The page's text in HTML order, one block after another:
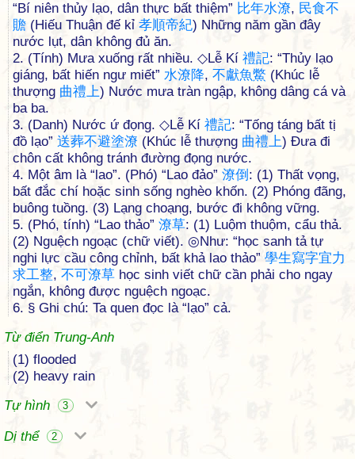
“Bí niên thủy lạo, dân thực bất thiệm” 比年水潦, 民食不
贍 (Hiếu Thuận đế kỉ 孝順帝紀) Những năm gần đây
nước lụt, dân không đủ ăn.
2. (Tính) Mưa xuống rất nhiều. ◇Lễ Kí 禮記: “Thủy lạo
giáng, bất hiến ngư miết” 水潦降, 不獻魚鱉 (Khúc lễ
thượng 曲禮上) Nước mưa tràn ngập, không dâng cá và
ba ba.
3. (Danh) Nước ứ đọng. ◇Lễ Kí 禮記: “Tống táng bất tị
đồ lạo” 送葬不避塗潦 (Khúc lễ thượng 曲禮上) Đưa đi
chôn cất không tránh đường đọng nước.
4. Một âm là “lao”. (Phó) “Lao đảo” 潦倒 : (1) Thất vọng,
bất đắc chí hoặc sinh sống nghèo khốn. (2) Phóng đãng,
buông tuồng. (3) Lạng choạng, bước đi không vững.
5. (Phó, tính) “Lao thảo” 潦草: (1) Luộm thuộm, cẩu thả.
(2) Nguệch ngoạc (chữ viết). ◎Như: “học sanh tả tự
nghi lực cầu công chỉnh, bất khả lao thảo” 學生寫字宜力
求工整, 不可潦草 học sinh viết chữ cần phải cho ngay
ngắn, không được nguệch ngoạc.
6. § Ghi chú: Ta quen đọc là “lạo” cả.
Từ điển Trung-Anh
(1) flooded
(2) heavy rain
Tự hình
3
Dị thể 2